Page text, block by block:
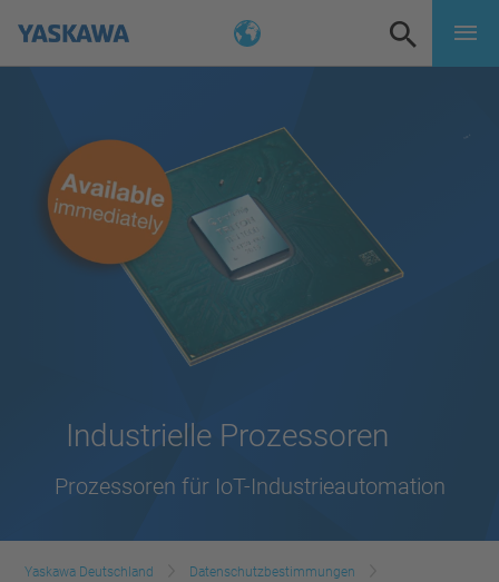
Industrielle Prozessoren
Prozessoren für IoT-Industrieautomation
Yaskawa Deutschland
Datenschutzbestimmungen